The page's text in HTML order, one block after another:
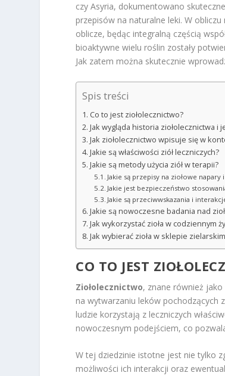
czy Asyria, dokumentowano
przepisów na naturalne leki. W
oblicze, będąc integralną częścią
bioaktywne wielu roślin zostały
Jak zatem można skutecznie
Spis treści
Co to jest ziołolecznictwo?
Jak wygląda historia ziołolecznictwa i
Jak ziołolecznictwo wpisuje się w
Jakie są właściwości ziół leczniczych?
Jakie są metody użycia ziół w terapii?
Jakie są przepisy na ziołowe napary
Jakie jest bezpieczeństwo
Jakie są przeciwwskazania i
Jakie są nowoczesne badania nad
Jak wykorzystać zioła w codziennym
Jak wybierać zioła w sklepie
CO TO JEST
Ziołolecznictwo, znane również jako
na wytwarzaniu leków pochodzących
ludzie korzystają z leczniczych
nowoczesnym podejściem, co
W tej dziedzinie istotne jest nie tylko
możliwości ich interakcji oraz